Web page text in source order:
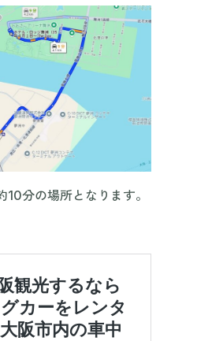
分の場所となります。